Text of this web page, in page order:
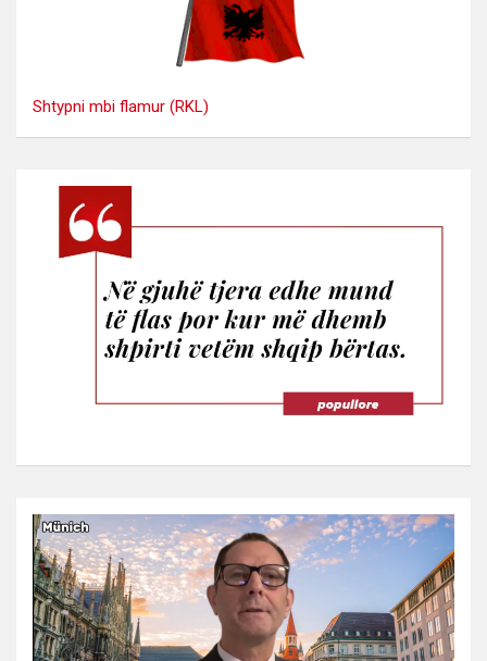
Shtypni mbi flamur (RKL)